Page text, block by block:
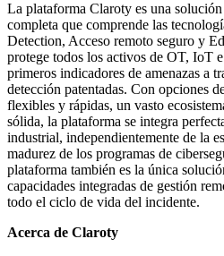
La plataforma Claroty es una
completa que comprende las
Detection, Acceso remoto seguro y
protege todos los activos de OT, IoT
primeros indicadores de amenazas a
detección patentadas. Con opciones
flexibles y rápidas, un vasto
sólida, la plataforma se integra
industrial, independientemente de la
madurez de los programas de
plataforma también es la única
capacidades integradas de gestión
todo el ciclo de vida del incidente.
Acerca de Claroty